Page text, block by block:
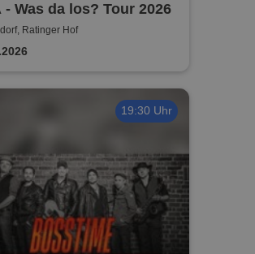
- Was da los? Tour 2026
Ratinger Hof
19:30 Uhr